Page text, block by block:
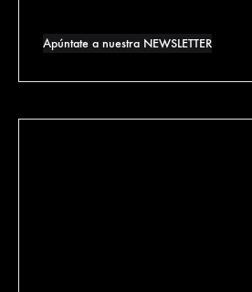
Apúntate a nuestra NEWSLETTER